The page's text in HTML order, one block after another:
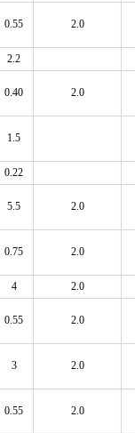
0.55 2.0
2.2
0.40 2.0
1.5
0.22
5.5 2.0
0.75 2.0
4 2.0
0.55 2.0
3 2.0
0.55 2.0